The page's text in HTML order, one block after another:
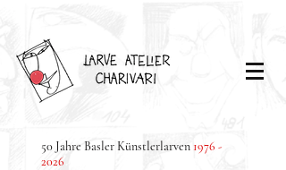
50 Jahre Basler Künstlerlarven 1976 -
2026